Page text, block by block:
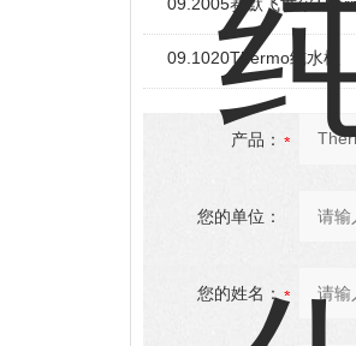
09.1020Thermo纯水柱
产品：
您的单位：
您的姓名：